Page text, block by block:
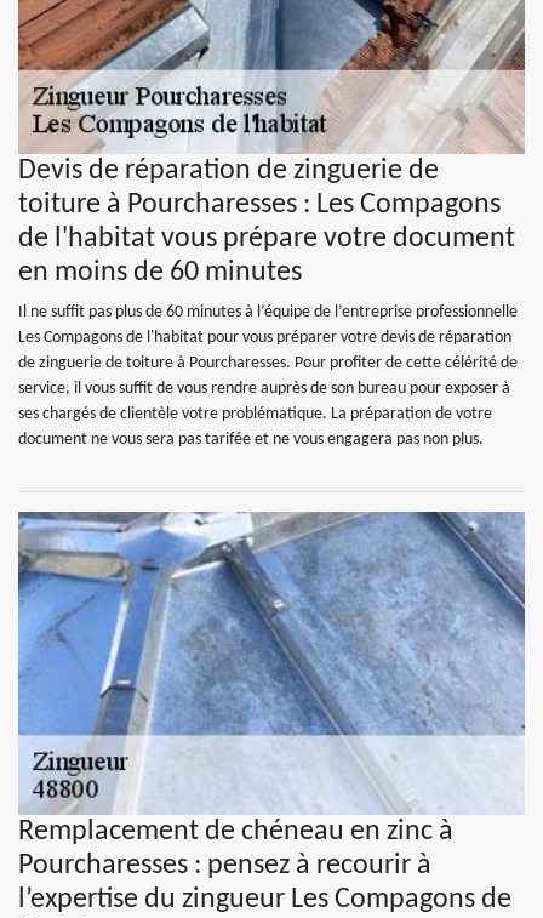
Devis de réparation de zinguerie de
toiture à Pourcharesses : Les Compagons
de l'habitat vous prépare votre document
en moins de 60 minutes
Il ne suffit pas plus de 60 minutes à l’équipe de l’entreprise professionnelle
Les Compagons de l'habitat pour vous préparer votre devis de réparation
de zinguerie de toiture à Pourcharesses. Pour profiter de cette célérité de
service, il vous suffit de vous rendre auprès de son bureau pour exposer à
ses chargés de clientèle votre problématique. La préparation de votre
document ne vous sera pas tarifée et ne vous engagera pas non plus.
Remplacement de chéneau en zinc à
Pourcharesses : pensez à recourir à
l’expertise du zingueur Les Compagons de